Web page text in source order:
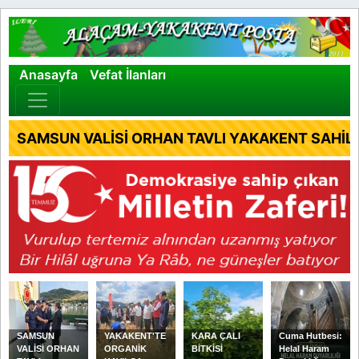
Anasayfa Vefat İlanları
SAMSUN VALİSİ ORHAN TAVLI YAKAKENT
SAMSUN
VALİSİ ORHAN
YAKAKENT'TE
ORGANİK
KARA ÇALI
BİTKİSİ
Cuma Hutbesi:
Helal Haram
×